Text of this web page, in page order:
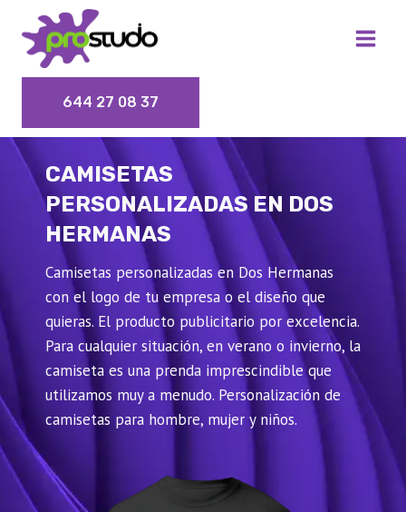
contenido
644 27 08 37
CAMISETAS
PERSONALIZADAS EN DOS
HERMANAS
Camisetas personalizadas en Dos Hermanas
con el logo de tu empresa o el diseño que
quieras. El producto publicitario por excelencia.
Para cualquier situación, en verano o invierno, la
camiseta es una prenda imprescindible que
utilizamos muy a menudo. Personalización de
camisetas para hombre, mujer y niños.